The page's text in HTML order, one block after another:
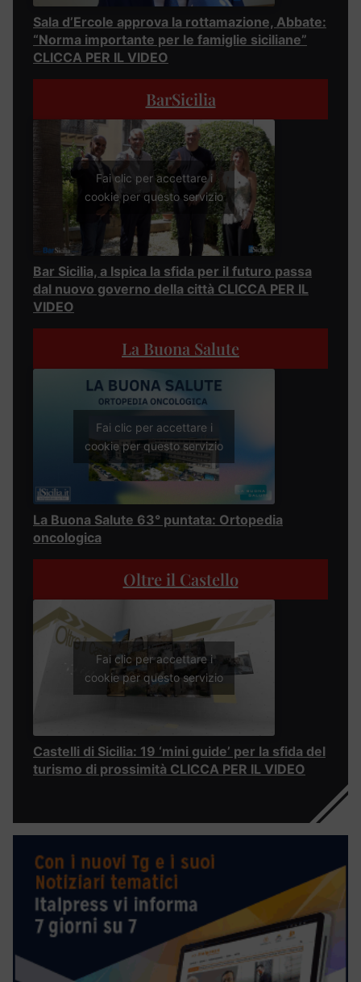
Sala d’Ercole approva la rottamazione, Abbate:
“Norma importante per le famiglie siciliane”
CLICCA PER IL VIDEO
BarSicilia
Fai clic per accettare i
cookie per questo servizio
Bar Sicilia, a Ispica la sfida per il futuro passa
dal nuovo governo della città CLICCA PER IL
VIDEO
La Buona Salute
Fai clic per accettare i
cookie per questo servizio
La Buona Salute 63° puntata: Ortopedia
oncologica
Oltre il Castello
Fai clic per accettare i
cookie per questo servizio
Castelli di Sicilia: 19 ‘mini guide’ per la sfida del
turismo di prossimità CLICCA PER IL VIDEO